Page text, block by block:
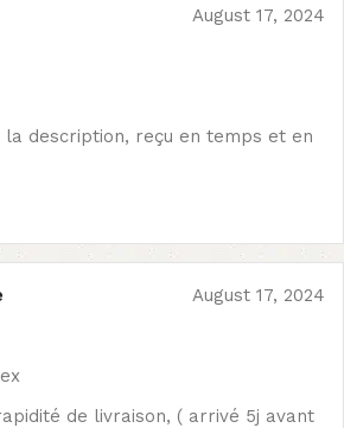
August 17, 2024
description, reçu en temps et en
August 17, 2024
de livraison, ( arrivé 5j avant